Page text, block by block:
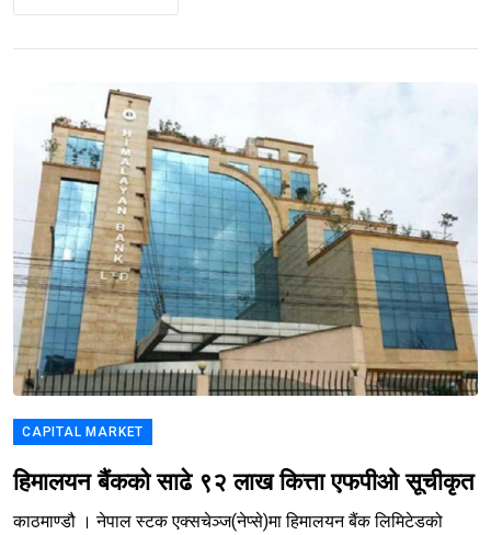
CAPITAL MARKET
हिमालयन बैंकको साढे ९२ लाख कित्ता एफपीओ सूचीकृत
काठमाण्डौ । नेपाल स्टक एक्सचेञ्ज(नेप्से)मा हिमालयन बैंक लिमिटेडको